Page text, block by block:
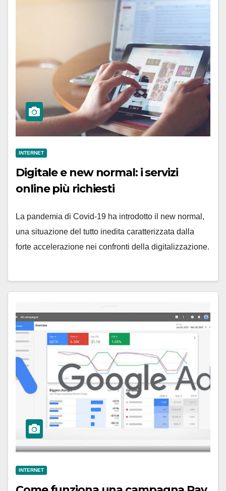
INTERNET
Digitale e new normal: i servizi
online più richiesti
La pandemia di Covid-19 ha introdotto il new normal,
una situazione del tutto inedita caratterizzata dalla
forte accelerazione nei confronti della digitalizzazione.
INTERNET